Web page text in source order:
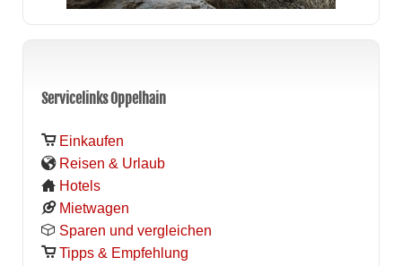
Servicelinks Oppelhain
Einkaufen
Reisen & Urlaub
Hotels
Mietwagen
Sparen und vergleichen
Tipps & Empfehlung